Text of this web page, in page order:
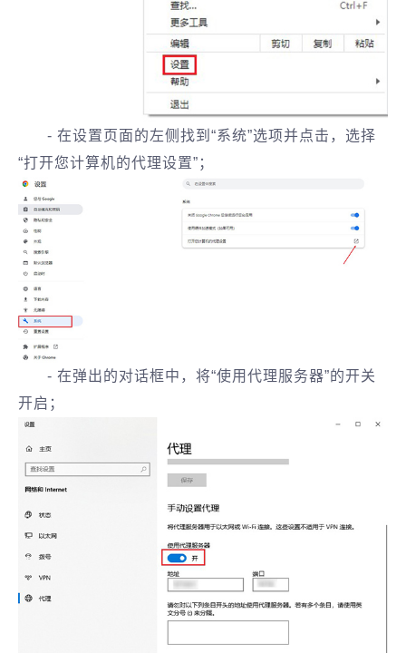
- 在设置页面的左侧找到“系统”选项并点击，选择
“打开您计算机的代理设置”；
- 在弹出的对话框中，将“使用代理服务器”的开关
开启；